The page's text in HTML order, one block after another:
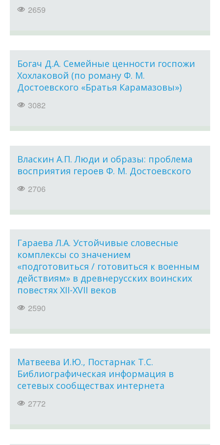
2659
Богач Д.А. Семейные ценности госпожи
Хохлаковой (по роману Ф. М.
Достоевского «Братья Карамазовы»)
3082
Власкин А.П. Люди и образы: проблема
восприятия героев Ф. М. Достоевского
2706
Гараева Л.А. Устойчивые словесные
комплексы со значением
«подготовиться / готовиться к военным
действиям» в древнерусских воинских
повестях XII-XVII веков
2590
Матвеева И.Ю., Постарнак Т.С.
Библиографическая информация в
сетевых сообществах интернета
2772